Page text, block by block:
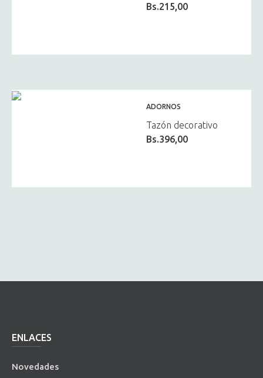
Bs.215,00
ADORNOS
Tazón decorativo
Bs.396,00
ENLACES
Novedades